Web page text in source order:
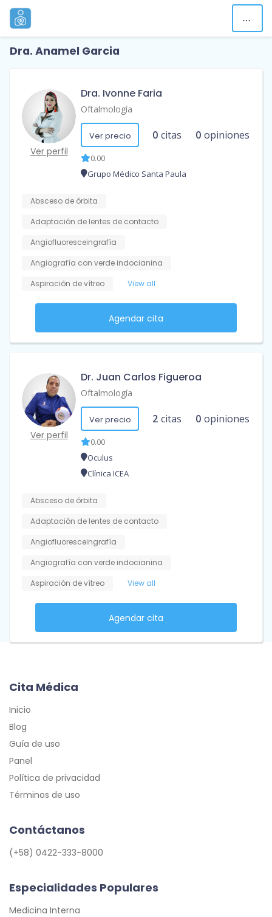
Dra. Anamel Garcia
Ver perfil
Dra. Ivonne Faria
Oftalmología
Ver precio 0 citas 0 opiniones
0.00
Grupo Médico Santa Paula
Absceso de órbita
Adaptación de lentes de contacto
Angiofluoresceingrafía
Angiografía con verde indocianina
Aspiración de vítreo
View all
Agendar cita
Ver perfil
Dr. Juan Carlos Figueroa
Oftalmología
Ver precio 2 citas 0 opiniones
0.00
Oculus
Clínica ICEA
Absceso de órbita
Adaptación de lentes de contacto
Angiofluoresceingrafía
Angiografía con verde indocianina
Aspiración de vítreo
View all
Agendar cita
Cita Médica
Inicio
Blog
Guía de uso
Panel
Política de privacidad
Términos de uso
Contáctanos
(+58) 0422-333-8000
Especialidades Populares
Medicina Interna